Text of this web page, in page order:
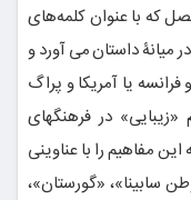
فصل که با عنوان کلمه‌های
میانۀ داستان می آورد و
یا آمریکا و پراگ
در فرهنگهای
مفاهیم را با عناوینی
سابینا»، «گورستان»،